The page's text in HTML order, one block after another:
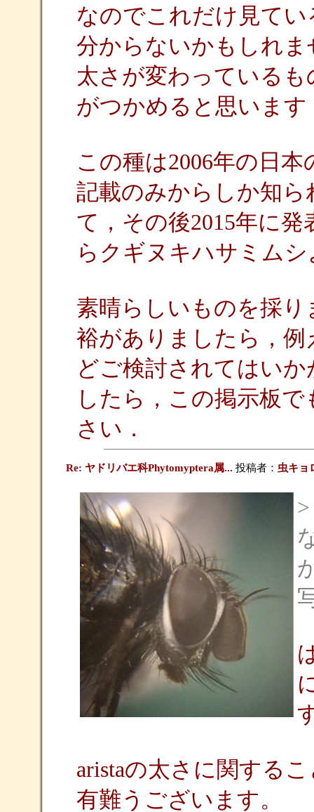
なのでこれだけ見て
分からないかもしれ
太さが変わっている
がつかめると思います
この種は2006年の日
記載のみからしか知
て，その後2015年に
らクギヌキハサミム
素晴らしいものを採
裕がありましたら，
どご検討されてはい
したら，この掲示板
さい．
Re: ヤドリバエ科Phytomyptera属... 投稿者： 虫キョ
aristaの太さに関する
有難うございます。